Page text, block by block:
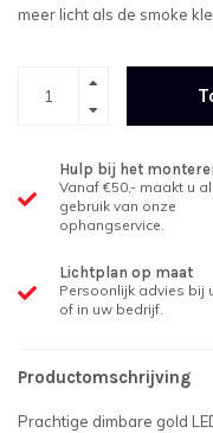
meer licht als de smoke
Hulp bij het
Vanaf €50,- maakt u al
gebruik van onze
ophangservice.
Lichtplan op maat
Persoonlijk advies bij
of in uw bedrijf.
Productomschrijving
Prachtige dimbare gold